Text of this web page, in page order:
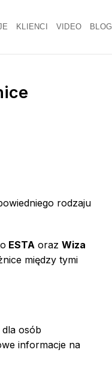
KLIENCI VIDEO BLOG
rodzaju
ESTA oraz Wiza
między tymi
osób
informacje na